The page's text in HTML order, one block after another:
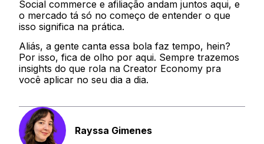
Social commerce e afiliação andam juntos aqui, e
o mercado tá só no começo de entender o que
isso significa na prática.
Aliás, a gente canta essa bola faz tempo, hein?
Por isso, fica de olho por aqui. Sempre trazemos
insights do que rola na Creator Economy pra
você aplicar no seu dia a dia.
Rayssa Gimenes